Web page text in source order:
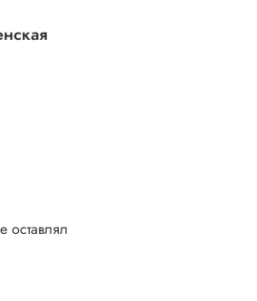
закрывается колпачком; с
Китай
оставлял